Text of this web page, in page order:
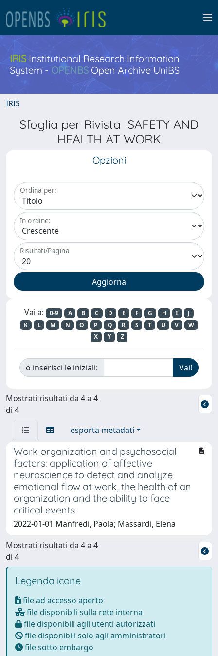
IRISInstitutional Research Information
System - OPENBS Open Archive UniBS
IRIS
Sfoglia per Rivista SAFETY AND
HEALTH AT WORK
Opzioni
Ordina per:
In ordine:
Risultati/Pagina
Vai a: 0-9 A B C D E F G H I
J
K
L M N O P Q R S T U V
W
X
Y Z
o inserisci le iniziali:
Mostrati risultati da 4 a 4
di 4
esporta metadati
Work organization and psychosocial
factors: application of affective
neuroscience to detect and analyze
emotional flow at work, the health of an
organization and the ability to face
critical events
2022-01-01 Manfredi, Paola; Massardi, Elena
Mostrati risultati da 4 a 4
di 4
Legenda icone
file ad accesso aperto
file disponibili sulla rete interna
file disponibili agli utenti autorizzati
file disponibili solo agli amministratori
file sotto embargo